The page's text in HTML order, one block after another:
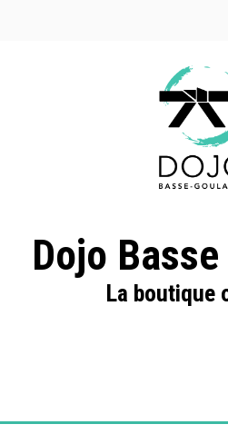
Retour à
Facebook
Instagram
Se
Panier (
Dojo
La boutique